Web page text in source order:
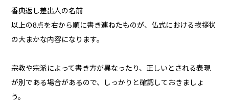
香典返し差出人の名前
以上の8点を右から順に書き連ねたものが、仏式における挨拶状
の大まかな内容になります。
宗教や宗派によって書き方が異なったり、正しいとされる表現
が別である場合があるので、しっかりと確認しておきましょ
う。